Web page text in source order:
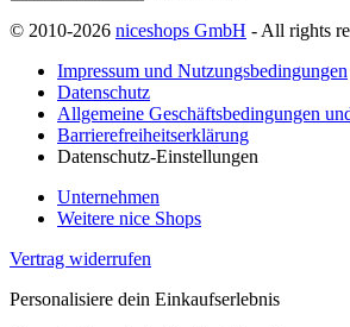
© 2010-2026 niceshops GmbH - All rights
Impressum und Nutzungsbedingungen
Datenschutz
Allgemeine Geschäftsbedingungen
Barrierefreiheitserklärung
Datenschutz-Einstellungen
Unternehmen
Weitere nice Shops
Vertrag widerrufen
Personalisiere dein Einkaufserlebnis